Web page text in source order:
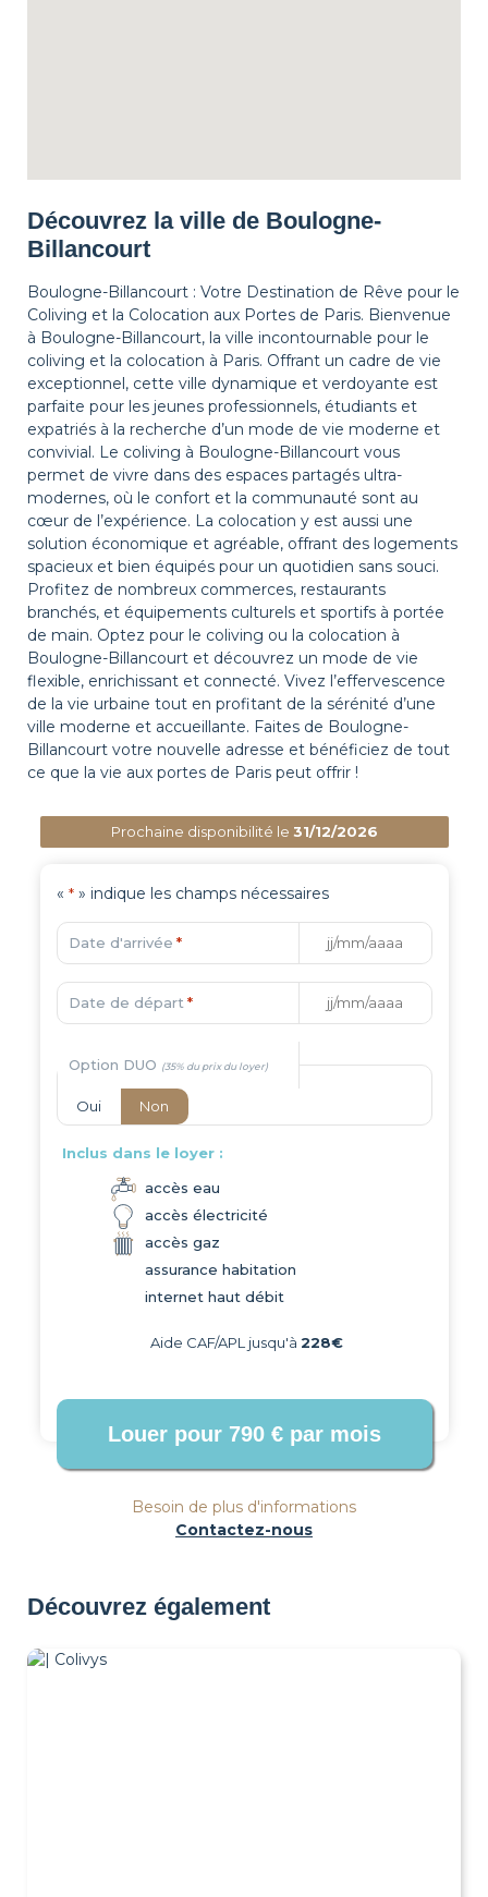
Découvrez la ville de Boulogne-
Billancourt
Boulogne-Billancourt : Votre Destination de Rêve pour le
Coliving et la Colocation aux Portes de Paris. Bienvenue
à Boulogne-Billancourt, la ville incontournable pour le
coliving et la colocation à Paris. Offrant un cadre de vie
exceptionnel, cette ville dynamique et verdoyante est
parfaite pour les jeunes professionnels, étudiants et
expatriés à la recherche d’un mode de vie moderne et
convivial. Le coliving à Boulogne-Billancourt vous
permet de vivre dans des espaces partagés ultra-
modernes, où le confort et la communauté sont au
cœur de l’expérience. La colocation y est aussi une
solution économique et agréable, offrant des logements
spacieux et bien équipés pour un quotidien sans souci.
Profitez de nombreux commerces, restaurants
branchés, et équipements culturels et sportifs à portée
de main. Optez pour le coliving ou la colocation à
Boulogne-Billancourt et découvrez un mode de vie
flexible, enrichissant et connecté. Vivez l’effervescence
de la vie urbaine tout en profitant de la sérénité d’une
ville moderne et accueillante. Faites de Boulogne-
Billancourt votre nouvelle adresse et bénéficiez de tout
ce que la vie aux portes de Paris peut offrir !
Prochaine disponibilité le 31/12/2026
« *» indique les champs nécessaires
Date d'arrivée *
Date de départ *
Option DUO
Oui Non
Inclus dans le loyer :
accès eau
accès électricité
accès gaz
assurance habitation
internet haut débit
Aide CAF/APL jusqu'à 228€
Besoin de plus d'informations
Contactez-nous
Découvrez également